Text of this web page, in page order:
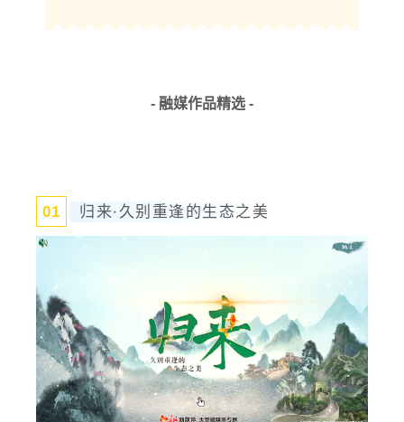
- 融媒作品精选 -
01 归来·久别重逢的生态之美